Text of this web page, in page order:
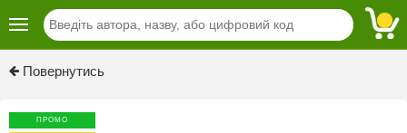
Повернутись
ПРОМО